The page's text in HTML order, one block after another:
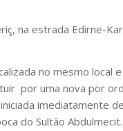
na estrada Edirne-
no mesmo local
por uma nova por
imediatamente
do Sultão Abdulmecit.